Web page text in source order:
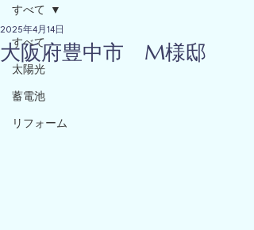
すべて
太陽光
蓄電池
リフォーム
すべて
大阪府豊中市 M様邸
2025年4月14日